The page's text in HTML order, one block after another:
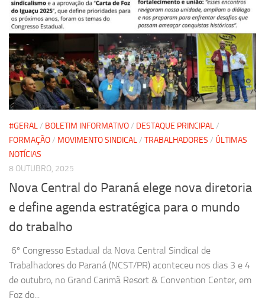
#GERAL/ BOLETIM INFORMATIVO/ DESTAQUE PRINCIPAL/
FORMAÇÃO/ MOVIMENTO SINDICAL/ TRABALHADORES / ÚLTIMAS
NOTÍCIAS
8 OUTUBRO, 2025
Nova Central do Paraná elege nova diretoria
e define agenda estratégica para o mundo
do trabalho
6º Congresso Estadual da Nova Central Sindical de
Trabalhadores do Paraná (NCST/PR) aconteceu nos dias 3 e 4
de outubro, no Grand Carimã Resort & Convention Center, em
Foz do...